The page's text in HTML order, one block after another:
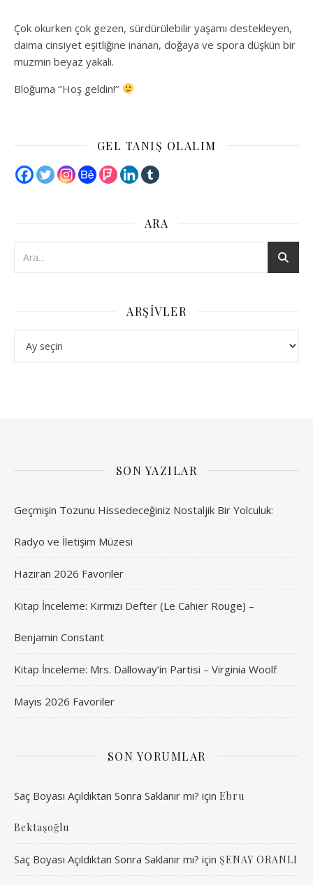
Çok okurken çok gezen, sürdürülebilir yaşamı destekleyen,
daima cinsiyet eşitliğine inanan, doğaya ve spora düşkün bir
müzmin beyaz yakalı.
Bloğuma ‘’Hoş geldin!’’
GEL TANIŞ OLALIM
ARA
ARŞIVLER
SON YAZILAR
Geçmişin Tozunu Hissedeceğiniz Nostaljik Bir Yolculuk:
Radyo ve İletişim Müzesi
Haziran 2026 Favoriler
Kitap İnceleme: Kırmızı Defter (Le Cahier Rouge) –
Benjamin Constant
Kitap İnceleme: Mrs. Dalloway’in Partisi – Virginia Woolf
Mayıs 2026 Favoriler
SON YORUMLAR
Saç Boyası Açıldıktan Sonra Saklanır mı? için Ebru
Bektaşoğlu
Saç Boyası Açıldıktan Sonra Saklanır mı? için ŞENAY ORANLI